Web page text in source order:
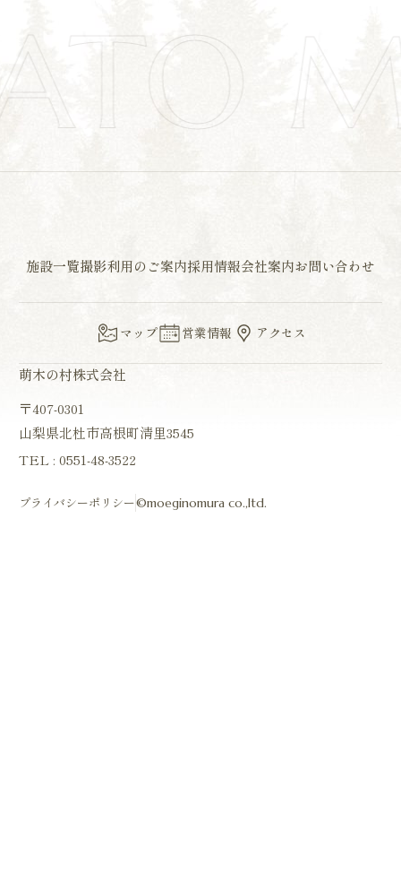
施設一覧撮影利用のご案内採用情報会社案内お問い合わせ
マップ 営業情報 アクセス
萌木の村株式会社
〒407-0301
山梨県北杜市高根町清里3545
TEL : 0551-48-3522
プライバシーポリシー©moeginomura co.,ltd.